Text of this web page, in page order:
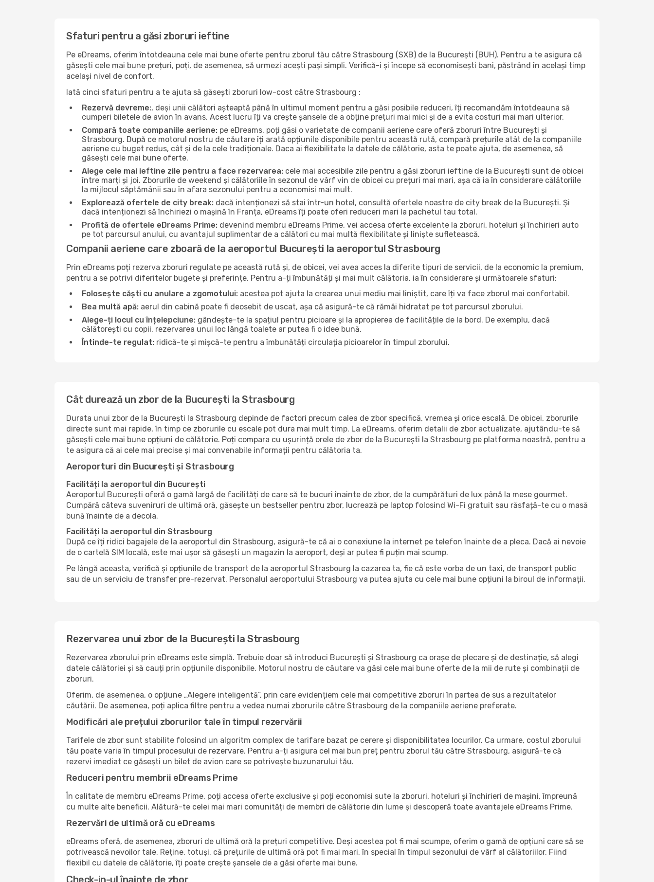
Sfaturi pentru a găsi zboruri ieftine
Pe eDreams, oferim întotdeauna cele mai bune oferte pentru zborul tău către Strasbourg (SXB) de la București (BUH). Pentru a te asigura că
găsești cele mai bune prețuri, poți, de asemenea, să urmezi acești pași simpli. Verifică-i și începe să economisești bani, păstrând în același timp
același nivel de confort.
Iată cinci sfaturi pentru a te ajuta să găsești zboruri low-cost către Strasbourg :
Rezervă devreme:, deși unii călători așteaptă până în ultimul moment pentru a găsi posibile reduceri, îți recomandăm întotdeauna să
cumperi biletele de avion în avans. Acest lucru îți va crește șansele de a obține prețuri mai mici și de a evita costuri mai mari ulterior.
Compară toate companiile aeriene: pe eDreams, poți găsi o varietate de companii aeriene care oferă zboruri între București și
Strasbourg. După ce motorul nostru de căutare îți arată opțiunile disponibile pentru această rută, compară prețurile atât de la companiile
aeriene cu buget redus, cât și de la cele tradiționale. Daca ai flexibilitate la datele de călătorie, asta te poate ajuta, de asemenea, să
găsești cele mai bune oferte.
Alege cele mai ieftine zile pentru a face rezervarea: cele mai accesibile zile pentru a găsi zboruri ieftine de la București sunt de obicei
între marți și joi. Zborurile de weekend și călătoriile în sezonul de vârf vin de obicei cu prețuri mai mari, așa că ia în considerare călătoriile
la mijlocul săptămânii sau în afara sezonului pentru a economisi mai mult.
Explorează ofertele de city break: dacă intenționezi să stai într-un hotel, consultă ofertele noastre de city break de la București. Și
dacă intenționezi să închiriezi o mașină în Franța, eDreams îți poate oferi reduceri mari la pachetul tau total.
Profită de ofertele eDreams Prime: devenind membru eDreams Prime, vei accesa oferte excelente la zboruri, hoteluri și închirieri auto
pe tot parcursul anului, cu avantajul suplimentar de a călători cu mai multă flexibilitate și liniște sufletească.
Companii aeriene care zboară de la aeroportul București la aeroportul Strasbourg
Prin eDreams poți rezerva zboruri regulate pe această rută și, de obicei, vei avea acces la diferite tipuri de servicii, de la economic la premium,
pentru a se potrivi diferitelor bugete și preferințe. Pentru a-ți îmbunătăți și mai mult călătoria, ia în considerare și următoarele sfaturi:
Folosește căști cu anulare a zgomotului: acestea pot ajuta la crearea unui mediu mai liniștit, care îți va face zborul mai confortabil.
Bea multă apă: aerul din cabină poate fi deosebit de uscat, așa că asigură-te că rămâi hidratat pe tot parcursul zborului.
Alege-ți locul cu înțelepciune: gândește-te la spațiul pentru picioare și la apropierea de facilitățile de la bord. De exemplu, dacă
călătorești cu copii, rezervarea unui loc lângă toalete ar putea fi o idee bună.
Întinde-te regulat: ridică-te și mișcă-te pentru a îmbunătăți circulația picioarelor în timpul zborului.
Cât durează un zbor de la București la Strasbourg
Durata unui zbor de la București la Strasbourg depinde de factori precum calea de zbor specifică, vremea și orice escală. De obicei, zborurile
directe sunt mai rapide, în timp ce zborurile cu escale pot dura mai mult timp. La eDreams, oferim detalii de zbor actualizate, ajutându-te să
găsești cele mai bune opțiuni de călătorie. Poți compara cu ușurință orele de zbor de la București la Strasbourg pe platforma noastră, pentru a
te asigura că ai cele mai precise și mai convenabile informații pentru călătoria ta.
Aeroporturi din București și Strasbourg
Facilități la aeroportul din București
Aeroportul București oferă o gamă largă de facilități de care să te bucuri înainte de zbor, de la cumpărături de lux până la mese gourmet.
Cumpără câteva suveniruri de ultimă oră, găsește un bestseller pentru zbor, lucrează pe laptop folosind Wi-Fi gratuit sau răsfață-te cu o masă
bună înainte de a decola.
Facilități la aeroportul din Strasbourg
După ce îți ridici bagajele de la aeroportul din Strasbourg, asigură-te că ai o conexiune la internet pe telefon înainte de a pleca. Dacă ai nevoie
de o cartelă SIM locală, este mai ușor să găsești un magazin la aeroport, deși ar putea fi puțin mai scump.
Pe lângă aceasta, verifică și opțiunile de transport de la aeroportul Strasbourg la cazarea ta, fie că este vorba de un taxi, de transport public
sau de un serviciu de transfer pre-rezervat. Personalul aeroportului Strasbourg va putea ajuta cu cele mai bune opțiuni la biroul de informații.
Rezervarea unui zbor de la București la Strasbourg
Rezervarea zborului prin eDreams este simplă. Trebuie doar să introduci București și Strasbourg ca orașe de plecare și de destinație, să alegi
datele călătoriei și să cauți prin opțiunile disponibile. Motorul nostru de căutare va găsi cele mai bune oferte de la mii de rute și combinații de
zboruri.
Oferim, de asemenea, o opțiune „Alegere inteligentă”, prin care evidențiem cele mai competitive zboruri în partea de sus a rezultatelor
căutării. De asemenea, poți aplica filtre pentru a vedea numai zborurile către Strasbourg de la companiile aeriene preferate.
Modificări ale prețului zborurilor tale în timpul rezervării
Tarifele de zbor sunt stabilite folosind un algoritm complex de tarifare bazat pe cerere și disponibilitatea locurilor. Ca urmare, costul zborului
tău poate varia în timpul procesului de rezervare. Pentru a-ți asigura cel mai bun preț pentru zborul tău către Strasbourg, asigură-te că
rezervi imediat ce găsești un bilet de avion care se potrivește buzunarului tău.
Reduceri pentru membrii eDreams Prime
În calitate de membru eDreams Prime, poți accesa oferte exclusive și poți economisi sute la zboruri, hoteluri și închirieri de mașini, împreună
cu multe alte beneficii. Alătură-te celei mai mari comunități de membri de călătorie din lume și descoperă toate avantajele eDreams Prime.
Rezervări de ultimă oră cu eDreams
eDreams oferă, de asemenea, zboruri de ultimă oră la prețuri competitive. Deși acestea pot fi mai scumpe, oferim o gamă de opțiuni care să se
potrivească nevoilor tale. Reține, totuși, că prețurile de ultimă oră pot fi mai mari, în special în timpul sezonului de vârf al călătoriilor. Fiind
flexibil cu datele de călătorie, îți poate crește șansele de a găsi oferte mai bune.
Check-in-ul înainte de zbor